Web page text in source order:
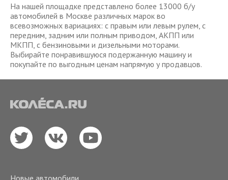
На нашей площадке представлено более 13000 б/у
автомобилей в Москве различных марок во
всевозможных вариациях: с правым или левым рулем, с
передним, задним или полным приводом, АКПП или
МКПП, с бензиновыми и дизельными моторами.
Выбирайте понравившуюся подержанную машину и
покупайте по выгодным ценам напрямую у продавцов.